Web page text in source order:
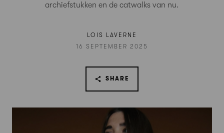
archiefstukken en de catwalks van nu.
LOIS LAVERNE
16 SEPTEMBER 2025
SHARE